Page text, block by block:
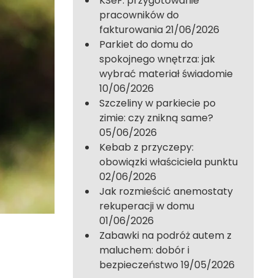
pracowników do
fakturowania21/06/2026
Parkiet do domu do
spokojnego wnętrza: jak
wybrać materiał świadomie
10/06/2026
Szczeliny w parkiecie po
zimie: czy znikną same?
05/06/2026
Kebab z przyczepy:
obowiązki właściciela punktu
02/06/2026
Jak rozmieścić anemostaty
rekuperacji w domu
01/06/2026
Zabawki na podróż autem z
maluchem: dobór i
bezpieczeństwo 19/05/2026